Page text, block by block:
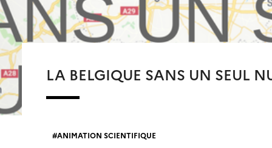
LA BELGIQUE SANS UN SEUL
ANIMATION SCIENTIFIQUE